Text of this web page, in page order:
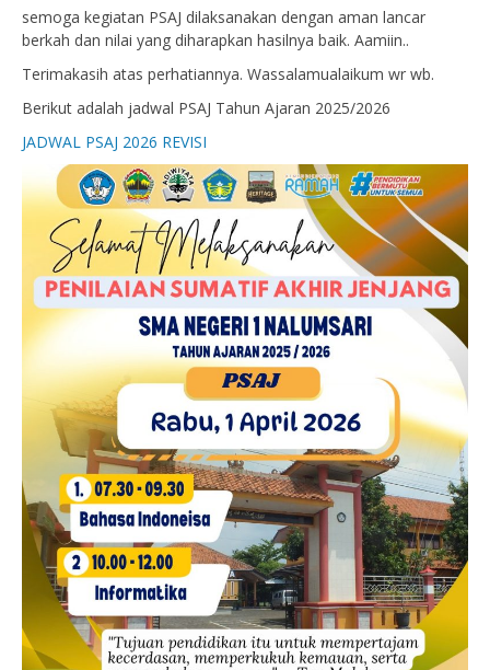
semoga kegiatan PSAJ dilaksanakan dengan aman lancar
berkah dan nilai yang diharapkan hasilnya baik. Aamiin..
Terimakasih atas perhatiannya. Wassalamualaikum wr wb.
Berikut adalah jadwal PSAJ Tahun Ajaran 2025/2026
JADWAL PSAJ 2026 REVISI